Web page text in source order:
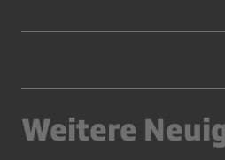
Weitere